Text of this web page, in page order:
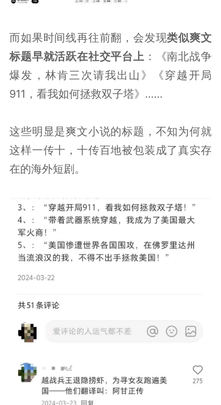
而如果时间线再往前翻，会发现类似爽文
标题早就活跃在社交平台上 ：《南北战争
爆发，林肯三次请我出山》《穿越开局
911，看我如何拯救双子塔》……
这些明显是爽文小说的标题，不知为何就
这样一传十，十传百地被包装成了真实存
在的海外短剧。